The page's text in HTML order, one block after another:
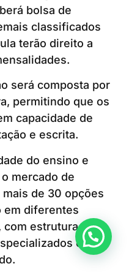
bolsa de
classificados
terão direito a
será composta por
permitindo que os
capacidade de
e escrita.
do ensino e
mercado de
de 30 opções
em diferentes
com estrutura
e
matéria